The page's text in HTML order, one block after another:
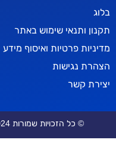
שימוש באתר
ואיסוף מידע
שמורות 2024 | האתר נבנה על ידי